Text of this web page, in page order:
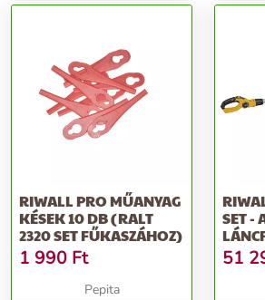
RIWALL PRO MŰANYAG
KÉSEK 10 DB (RALT
2320 SET FŰKASZÁHOZ)
1 990 Ft
Pepita
SET -
51